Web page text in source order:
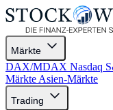
Märkte
DAX/MDAX Nasdaq
Märkte Asien-Märkte
Trading